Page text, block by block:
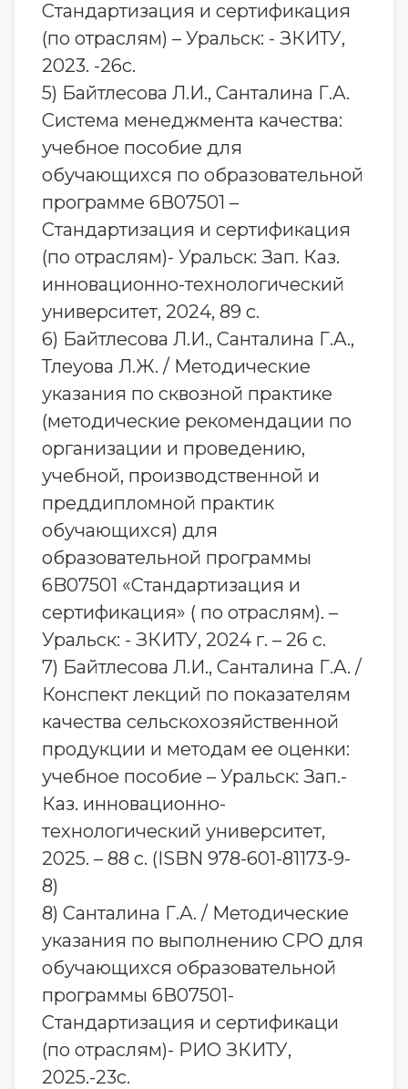
Стандартизация и сертификация
(по отраслям) – Уральск: - ЗКИТУ,
2023. -26с.
5) Байтлесова Л.И., Санталина Г.А.
Система менеджмента качества:
учебное пособие для
обучающихся по образовательной
программе 6В07501 –
Стандартизация и сертификация
(по отраслям)- Уральск: Зап. Каз.
инновационно-технологический
университет, 2024, 89 с.
6) Байтлесова Л.И., Санталина Г.А.,
Тлеуова Л.Ж. / Методические
указания по сквозной практике
(методические рекомендации по
организации и проведению,
учебной, производственной и
преддипломной практик
обучающихся) для
образовательной программы
6B07501 «Стандартизация и
сертификация» ( по отраслям). –
Уральск: - ЗКИТУ, 2024 г. – 26 с.
7) Байтлесова Л.И., Санталина Г.А. /
Конспект лекций по показателям
качества сельскохозяйственной
продукции и методам ее оценки:
учебное пособие – Уральск: Зап.-
Каз. инновационно-
технологический университет,
2025. – 88 с. (ISBN 978-601-81173-9-
8)
8) Санталина Г.А. / Методические
указания по выполнению СРО для
обучающихся образовательной
программы 6В07501-
Стандартизация и сертификаци
(по отраслям)- РИО ЗКИТУ,
2025.-23с.